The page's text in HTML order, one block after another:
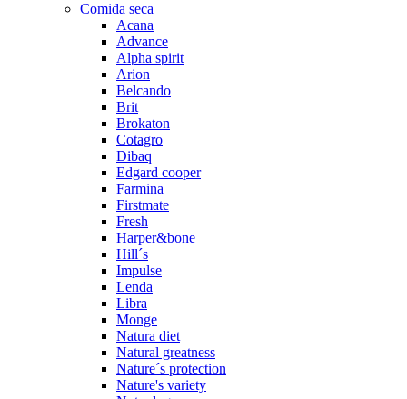
Comida seca
Acana
Advance
Alpha spirit
Arion
Belcando
Brit
Brokaton
Cotagro
Dibaq
Edgard cooper
Farmina
Firstmate
Fresh
Harper&bone
Hill´s
Impulse
Lenda
Libra
Monge
Natura diet
Natural greatness
Nature´s protection
Nature's variety